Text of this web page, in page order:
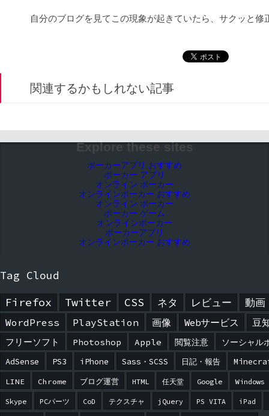
自分のブログを見てこの現象が起きていたら、サクッと修
関連するかもしれない記事
Explore these sites
ポーカーアプリ おすすめ
ポーカー アプリ
オンライン ポーカー
オンラインポーカー おすすめ
オンライン ポーカー
ポーカー ゲーム
オンラインポーカー
ポーカーアプリ
オンラインポーカー おすすめ
Tag Cloud
Firefox
Twitter CSS ネタ レビュー 動画
WordPress PlayStation 画像 Webサービス 豆
フリーソフト Photoshop Apple 閲覧注意 ソーシャル
AdSense PS3 iPhone Sass・SCSS 日記・報告
LINE Chrome ブログ運営 HTML 任天堂 Google Windows
Skype PCパーツ CoD テクスチャ jQuery PS VITA iPad